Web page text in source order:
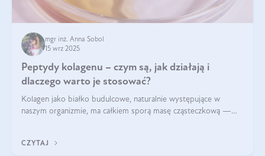
mgr inż. Anna Sobol
15 wrz 2025
Peptydy kolagenu – czym są, jak działają i
dlaczego warto je stosować?
Kolagen jako białko budulcowe, naturalnie występujące w
naszym organizmie, ma całkiem sporą masę cząsteczkową —
bardziej biodostępny
CZYTAJ